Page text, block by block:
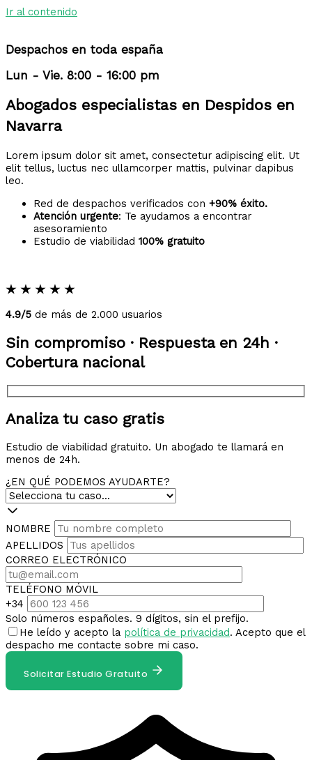
Ir al contenido
Despachos en toda españa
Lun - Vie. 8:00 - 16:00 pm
Abogados especialistas en Despidos en
Navarra
Lorem ipsum dolor sit amet, consectetur adipiscing elit. Ut
elit tellus, luctus nec ullamcorper mattis, pulvinar dapibus
leo.
Red de despachos verificados con +90% éxito.
Atención urgente: Te ayudamos a encontrar
asesoramiento
Estudio de viabilidad 100% gratuito
★ ★ ★ ★ ★
4.9/5 de más de 2.000 usuarios
Sin compromiso · Respuesta en 24h ·
Cobertura nacional
Analiza tu caso gratis
Estudio de viabilidad gratuito. Un abogado te llamará en
menos de 24h.
¿EN QUÉ PODEMOS AYUDARTE?
NOMBRE
APELLIDOS
CORREO ELECTRÓNICO
TELÉFONO MÓVIL
+34
Solo números españoles. 9 dígitos, sin el prefijo.
He leído y acepto la política de privacidad. Acepto que el
despacho me contacte sobre mi caso.
Solicitar Estudio Gratuito